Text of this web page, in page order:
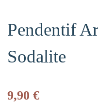
Pendentif
Sodalite
9,90 €